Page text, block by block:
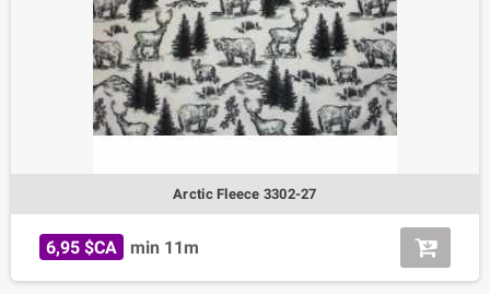
Arctic Fleece 3302-27
6,95 $CA min 11m